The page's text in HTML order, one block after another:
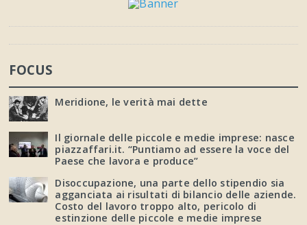
FOCUS
Meridione, le verità mai dette
Il giornale delle piccole e medie imprese: nasce
piazzaffari.it. “Puntiamo ad essere la voce del
Paese che lavora e produce”
Disoccupazione, una parte dello stipendio sia
agganciata ai risultati di bilancio delle aziende.
Costo del lavoro troppo alto, pericolo di
estinzione delle piccole e medie imprese